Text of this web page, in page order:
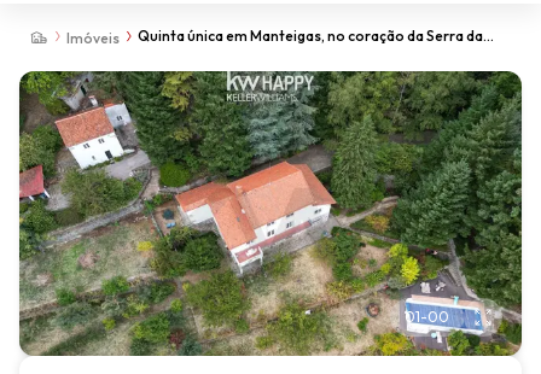
Imóveis
Quinta única em Manteigas, no coração da Serra da
01-00